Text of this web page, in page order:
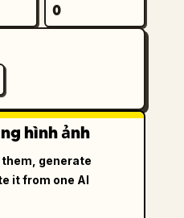
0
hình ảnh
generate
it from one AI